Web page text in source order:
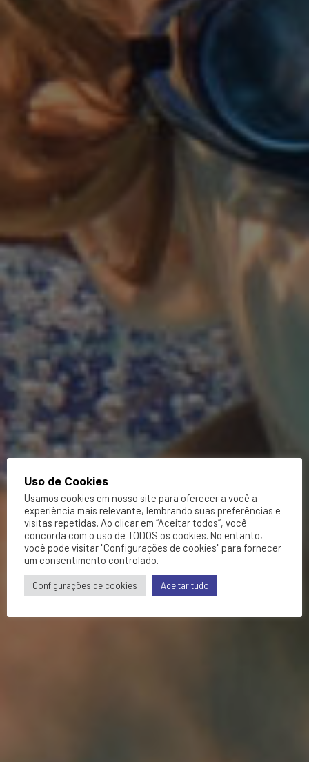
Uso de Cookies
Usamos cookies em nosso site para oferecer a você a
experiência mais relevante, lembrando suas preferências e
visitas repetidas. Ao clicar em “Aceitar todos”, você
concorda com o uso de TODOS os cookies. No entanto,
você pode visitar "Configurações de cookies" para fornecer
um consentimento controlado.
Configurações de cookies Aceitar tudo